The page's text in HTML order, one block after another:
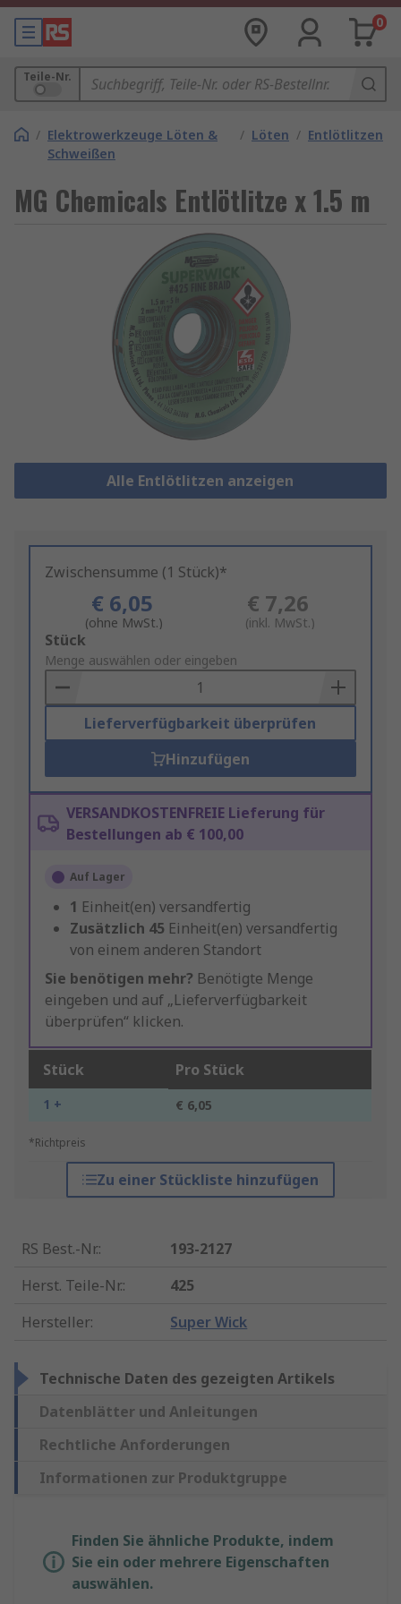
0
Teile-Nr.
/ Elektrowerkzeuge Löten &
Schweißen
/ Löten / Entlötlitzen
MG Chemicals Entlötlitze x 1.5 m
Alle Entlötlitzen anzeigen
Zwischensumme (1 Stück)*
€ 6,05
(ohne MwSt.)
€ 7,26
(inkl. MwSt.)
Add
to
Basket
Stück
Menge auswählen oder eingeben
Lieferverfügbarkeit überprüfen
Hinzufügen
VERSANDKOSTENFREIE Lieferung für
Bestellungen ab € 100,00
Auf Lager
1 Einheit(en) versandfertig
Zusätzlich 45 Einheit(en) versandfertig
von einem anderen Standort
Sie benötigen mehr? Benötigte Menge
eingeben und auf „Lieferverfügbarkeit
überprüfen“ klicken.
Stück Pro Stück
1 + € 6,05
*Richtpreis
Zu einer Stückliste hinzufügen
RS Best.-Nr.:
193-2127
Herst. Teile-Nr.:
425
Hersteller: Super Wick
Technische Daten des gezeigten Artikels
Datenblätter und Anleitungen
Rechtliche Anforderungen
Informationen zur Produktgruppe
Finden Sie ähnliche Produkte, indem
Sie ein oder mehrere Eigenschaften
auswählen.